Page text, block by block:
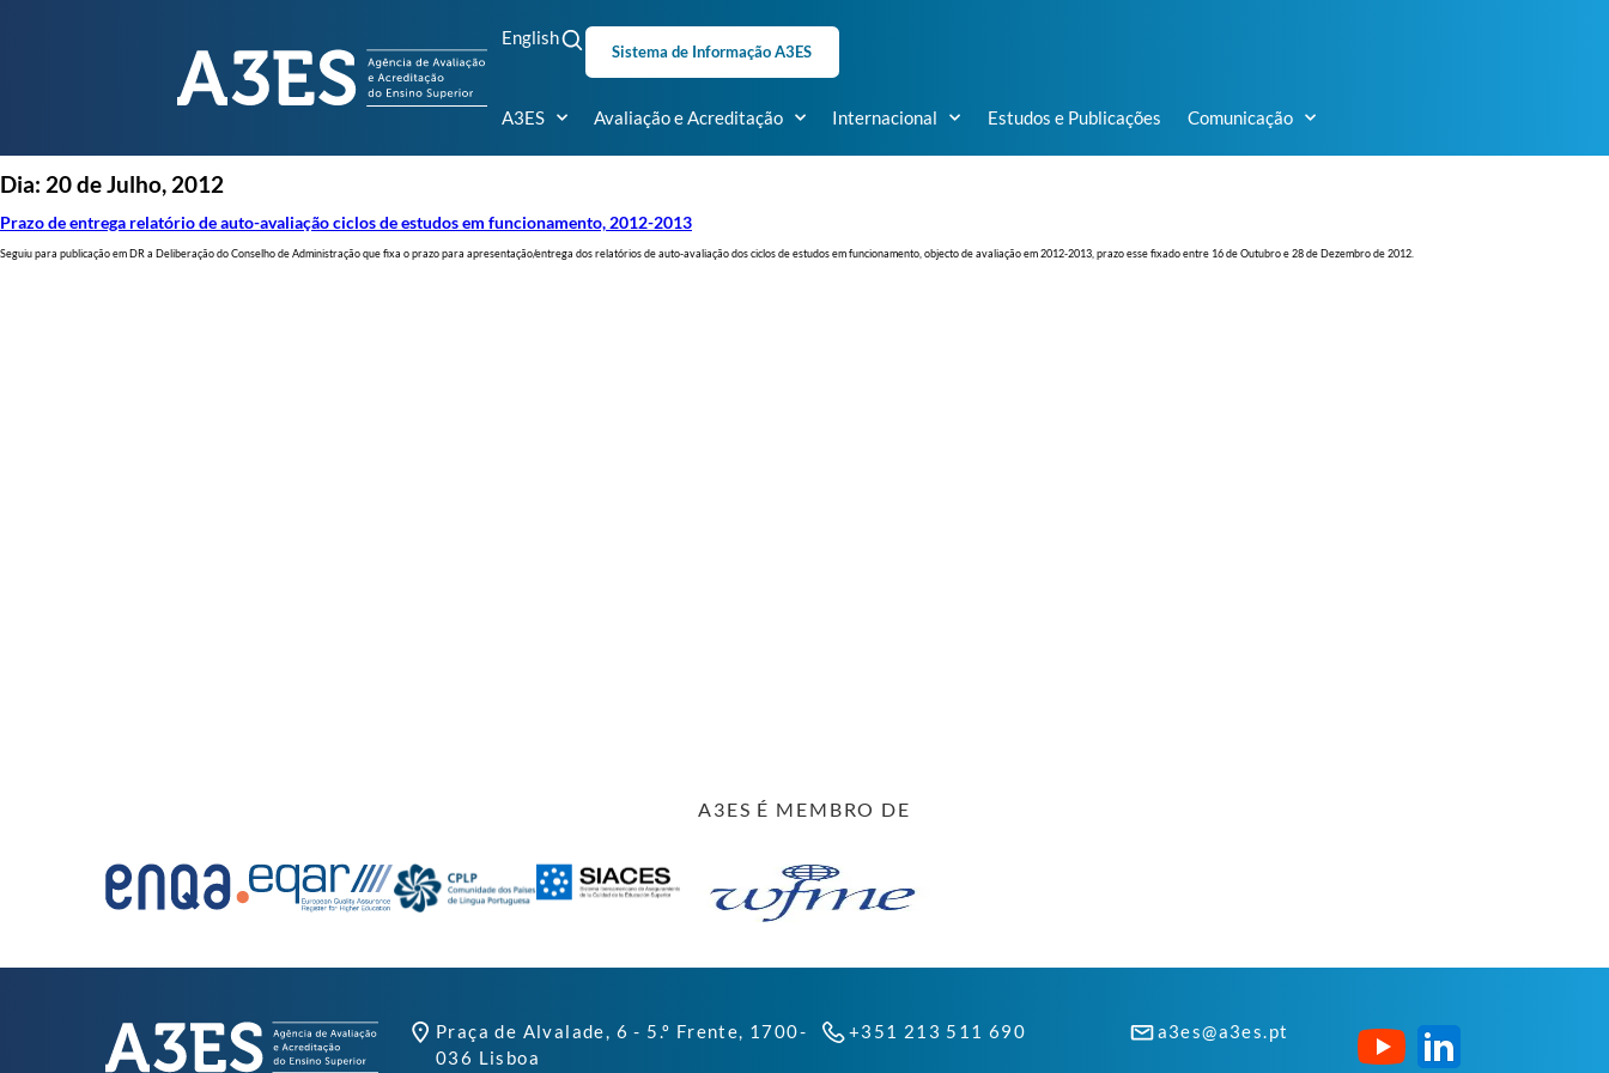
English
Sistema de Informação A3ES
A3ES Avaliação e Acreditação Internacional Estudos e Publicações Comunicação
Dia: 20 de Julho, 2012
Prazo de entrega relatório de auto-avaliação ciclos de estudos em funcionamento, 2012-2013
Seguiu para publicação em DR a Deliberação do Conselho de Administração que fixa o prazo para apresentação/entrega dos relatórios de auto-avaliação dos ciclos de estudos em funcionamento, objecto de avaliação em 2012-2013, prazo esse fixado entre 16 de Outubro e 28 de Dezembro de 2012.
A3ES É MEMBRO DE
Praça de Alvalade, 6 - 5.º Frente, 1700-
036 Lisboa
+351 213 511 690 a3es@a3es.pt